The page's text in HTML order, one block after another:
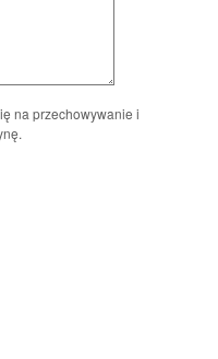
na przechowywanie i